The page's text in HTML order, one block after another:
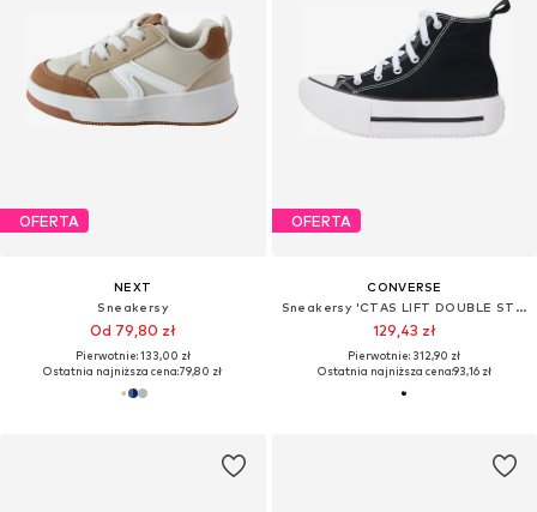
OFERTA
NEXT
Sneakersy
Od 79,80 zł
Pierwotnie: 133,00 zł
Ostatnia najniższa cena:79,80 zł
OFERTA
CONVERSE
Sneakersy 'CTAS LIFT DOUBLE STACK'
129,43 zł
Pierwotnie: 312,90 zł
Ostatnia najniższa cena:93,16 zł